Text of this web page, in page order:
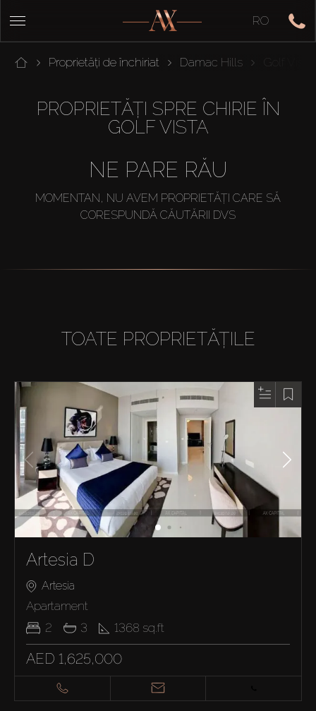
RO
Proprietăți de închiriat Damac Hills
PROPRIETĂȚI SPRE CHIRIE ÎN
GOLF VISTA
NE PARE RĂU
MOMENTAN, NU AVEM PROPRIETĂȚI CARE SĂ
CORESPUNDĂ CĂUTĂRII DVS
TOATE PROPRIETĂȚILE
Artesia D
Artesia
Apartament
2
3 1368 sq.ft
AED 1,625,000